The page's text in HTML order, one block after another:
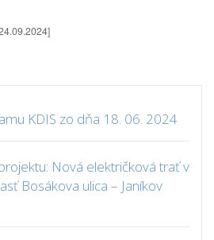
KDIS zo dňa 18. 06. 2024
Nová električková trať v
Bosákova ulica – Janíkov